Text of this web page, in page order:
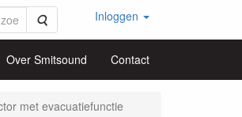
Zoeken Inloggen
Over Smitsound Contact
met evacuatiefunctie